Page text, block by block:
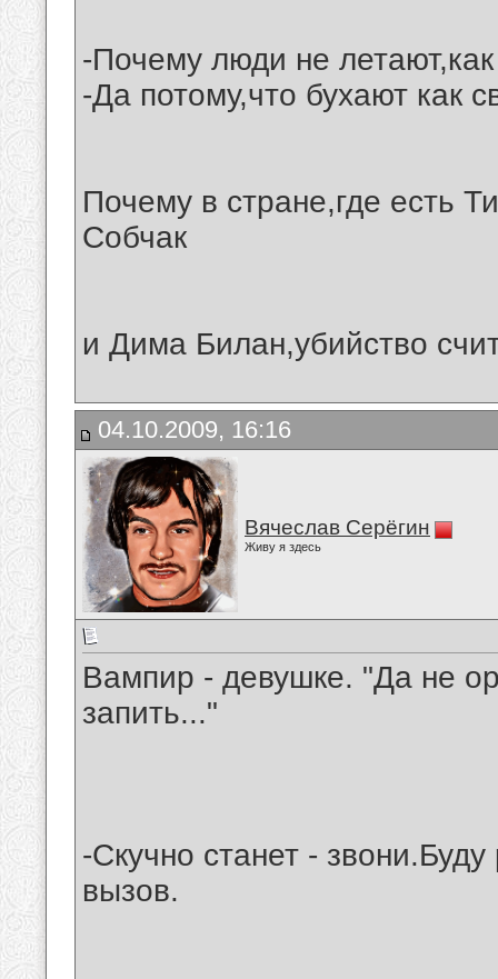
-Почему люди не
-Да потому,что бухают как
Почему в стране,где есть
Собчак
и Дима Билан,убийство
04.10.2009, 16:16
Вячеслав Серёгин
Живу я здесь
Вампир - девушке. "Да не
запить..."
-Скучно станет -
вызов.